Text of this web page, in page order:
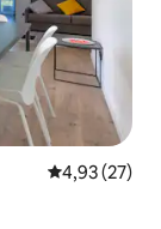
4,93 de uma
4,93 (27)